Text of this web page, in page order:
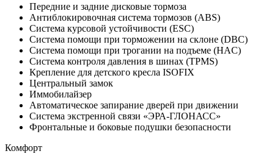
Передние и задние дисковые тормоза
Антиблокировочная система тормозов (ABS)
Система курсовой устойчивости (ESC)
Система помощи при торможении на склоне (DBC)
Система помощи при трогании на подъеме (HAC)
Система контроля давления в шинах (TPMS)
Крепление для детского кресла ISOFIX
Центральный замок
Иммобилайзер
Автоматическое запирание дверей при движении
Система экстренной связи «ЭРА-ГЛОНАСС»
Фронтальные и боковые подушки безопасности
Комфорт